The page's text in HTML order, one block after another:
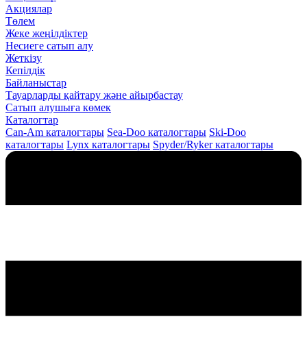
Акциялар
Төлем
Жеке жеңілдіктер
Несиеге сатып алу
Жеткізу
Кепілдік
Байланыстар
Тауарларды қайтару және айырбастау
Сатып алушыға көмек
Каталогтар
Can-Am каталогтары Sea-Doo каталогтары Ski-Doo
каталогтары Lynx каталогтары Spyder/Ryker каталогтары